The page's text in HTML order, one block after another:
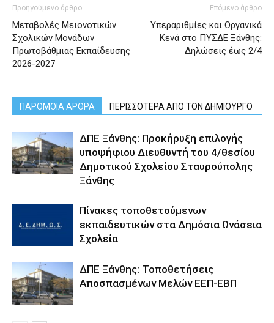
Προηγούμενο άρθρο
Μεταβολές Μειονοτικών
Σχολικών Μονάδων
Πρωτοβάθμιας Εκπαίδευσης
2026-2027
Επόμενο άρθρο
Υπεραριθμίες και Οργανικά
Κενά στο ΠΥΣΔΕ Ξάνθης:
Δηλώσεις έως 2/4
ΠΑΡΟΜΟΙΑ ΑΡΘΡΑ ΠΕΡΙΣΣΟΤΕΡΑ ΑΠΟ ΤΟΝ ΔΗΜΙΟΥΡΓΟ
ΔΠΕ Ξάνθης: Προκήρυξη επιλογής
υποψήφιου Διευθυντή του 4/θεσίου
Δημοτικού Σχολείου Σταυρούπολης
Ξάνθης
Πίνακες τοποθετούμενων
εκπαιδευτικών στα Δημόσια Ωνάσεια
Σχολεία
ΔΠΕ Ξάνθης: Τοποθετήσεις
Αποσπασμένων Μελών ΕΕΠ-ΕΒΠ